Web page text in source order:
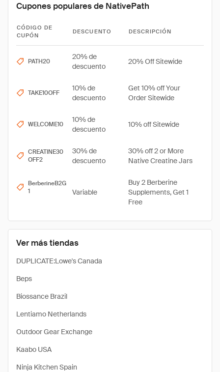
Ver más tiendas
DUPLICATE:Lowe's Canada
Beps
Biossance Brazil
Lentiamo Netherlands
Outdoor Gear Exchange
Kaabo USA
Ninja Kitchen Spain
Cupones populares de NativePath
CÓDIGO DE
CUPÓN
DESCUENTO DESCRIPCIÓN
PATH20
20% de
descuento
20% Off Sitewide
TAKE10OFF
10% de
descuento
Get 10% off Your
Order Sitewide
WELCOME10
10% de
descuento
10% off Sitewide
CREATINE30
OFF2
30% de
descuento
30% off 2 or More
Native Creatine Jars
BerberineB2G
1
Variable
Buy 2 Berberine
Supplements, Get 1
Free